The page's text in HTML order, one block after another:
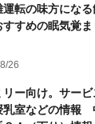
運転の味方になる
すすめの眠気覚ま
26
リー向け。サービ
乳室などの情報